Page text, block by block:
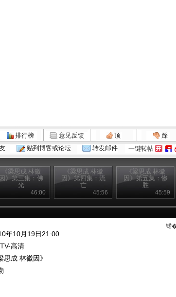
排行榜 意见反馈 顶 踩
贴到博客或论坛 转发邮件 一键转帖
《梁思成 林徽
因》第三集：佛
光
46:00
《梁思成 林徽
因》第四集：流
亡
45:56
《梁思成 林徽
因》第五集：惨
胜
45:59
年10月19日21:00
高清
思成 林徽因》
锘